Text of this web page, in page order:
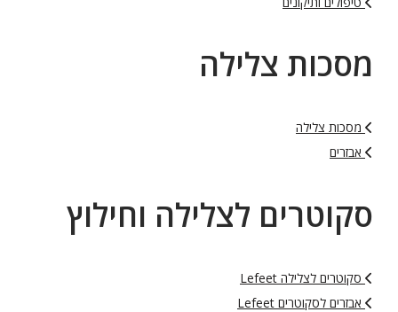
מסכות צלילה
מסכות צלילה
אבזרים
סקוטרים לצלילה וחילוץ
סקוטרים לצלילה Lefeet
אבזרים לסקוטרים Lefeet